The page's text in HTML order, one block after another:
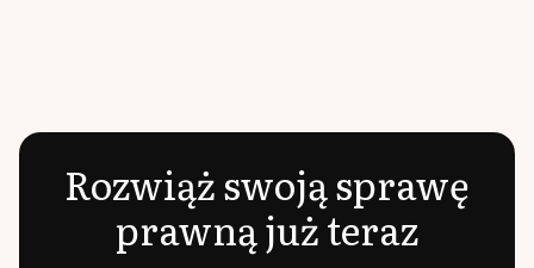
Rozwiąż swoją sprawę
prawną już teraz